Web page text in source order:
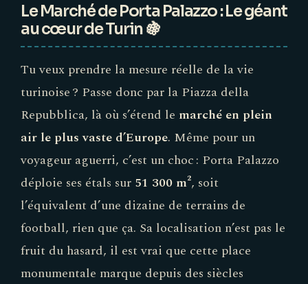
Le Marché de Porta Palazzo : Le géant
au cœur de Turin 🍇
Tu veux prendre la mesure réelle de la vie
turinoise ? Passe donc par la Piazza della
Repubblica, là où s’étend le marché en plein
air le plus vaste d’Europe. Même pour un
voyageur aguerri, c’est un choc : Porta Palazzo
déploie ses étals sur 51 300 m², soit
l’équivalent d’une dizaine de terrains de
football, rien que ça. Sa localisation n’est pas le
fruit du hasard, il est vrai que cette place
monumentale marque depuis des siècles